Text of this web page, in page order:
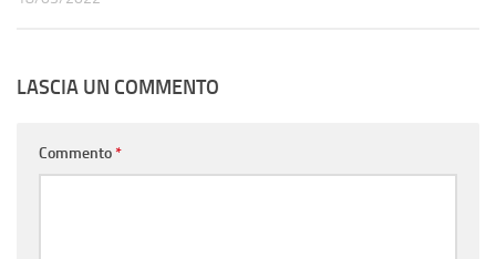
LASCIA UN COMMENTO
Commento*